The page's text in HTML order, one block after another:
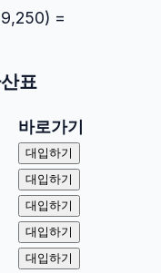
) =
표
바로가기
대입하기
대입하기
대입하기
대입하기
대입하기